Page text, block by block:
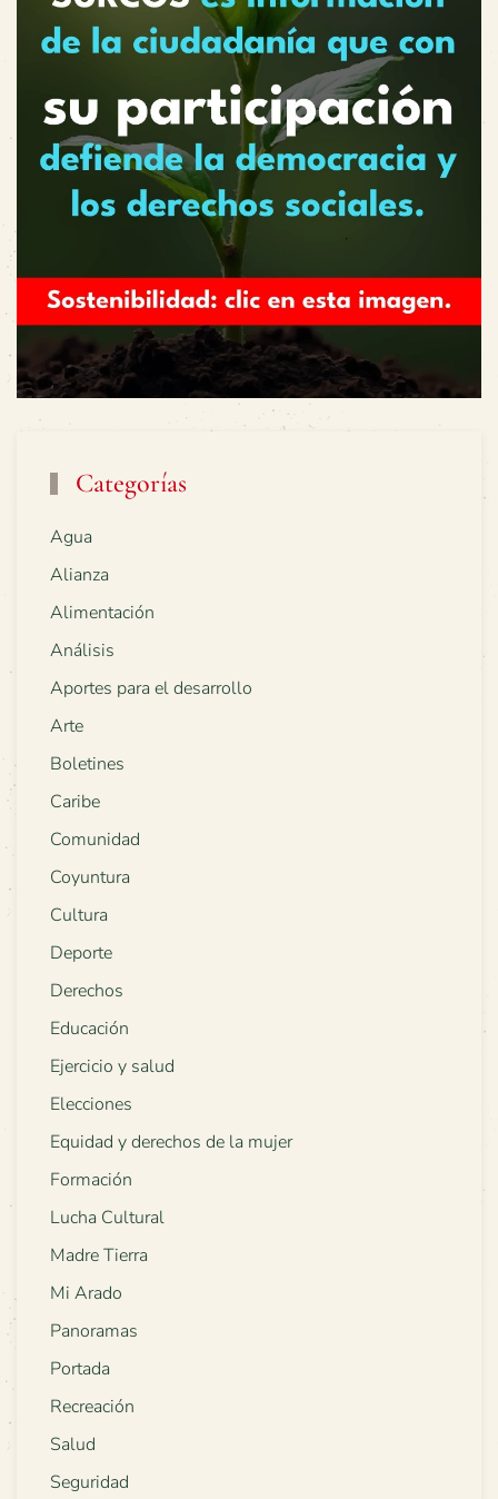
Categorías
Agua
Alianza
Alimentación
Análisis
Aportes para el desarrollo
Arte
Boletines
Caribe
Comunidad
Coyuntura
Cultura
Deporte
Derechos
Educación
Ejercicio y salud
Elecciones
Equidad y derechos de la mujer
Formación
Lucha Cultural
Madre Tierra
Mi Arado
Panoramas
Portada
Recreación
Salud
Seguridad